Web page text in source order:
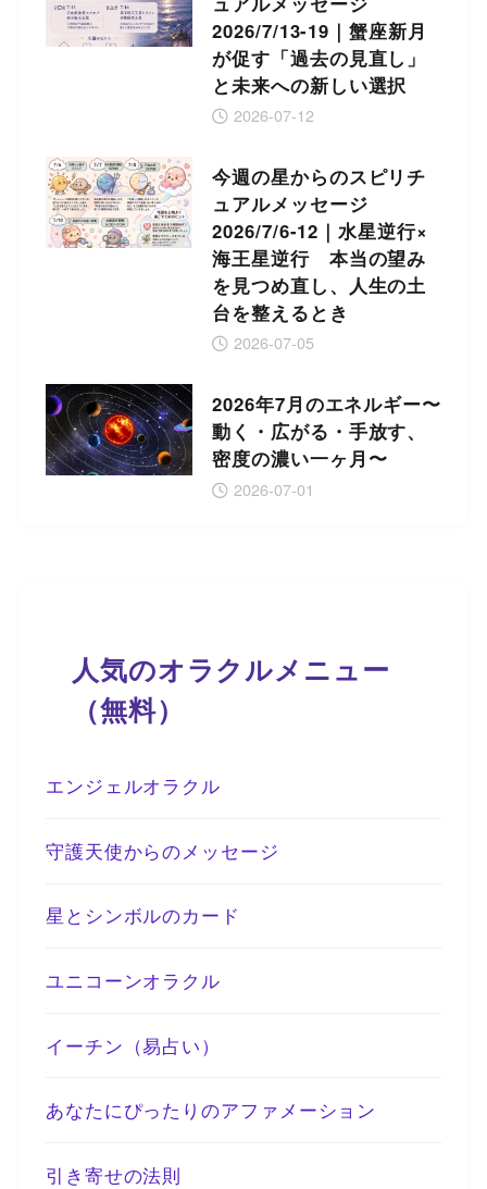
2026/7/13-19｜蟹座新月
が促す「過去の見直し」
と未来への新しい選択
2026-07-12
今週の星からのスピリチ
ュアルメッセージ
2026/7/6-12｜水星逆行×
海王星逆行 本当の望み
を見つめ直し、人生の土
台を整えるとき
2026-07-05
2026年7月のエネルギー〜
動く・広がる・手放す、
密度の濃い一ヶ月〜
2026-07-01
人気のオラクルメニュー
（無料）
エンジェルオラクル
守護天使からのメッセージ
星とシンボルのカード
ユニコーンオラクル
イーチン（易占い）
あなたにぴったりのアファメーション
引き寄せの法則